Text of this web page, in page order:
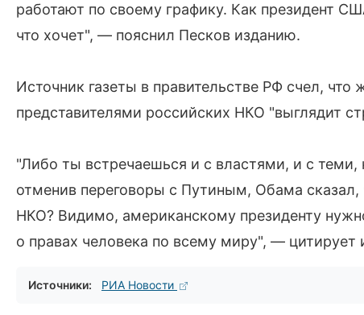
работают по своему графику. Как президент
что хочет", — пояснил Песков изданию.
Источник газеты в правительстве РФ счел,
представителями российских НКО "выглядит
"Либо ты встречаешься и с властями, и с теми,
отменив переговоры с Путиным, Обама сказал,
НКО? Видимо, американскому президенту
о правах человека по всему миру", — цитирует
Источники: РИА Новости